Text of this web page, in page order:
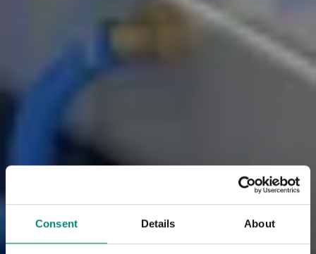
Consent Details About